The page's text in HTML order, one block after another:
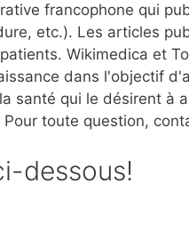
francophone qui
etc.). Les articles
Wikimedica et
dans l'objectif
santé qui le désirent à
toute question,
dessous!